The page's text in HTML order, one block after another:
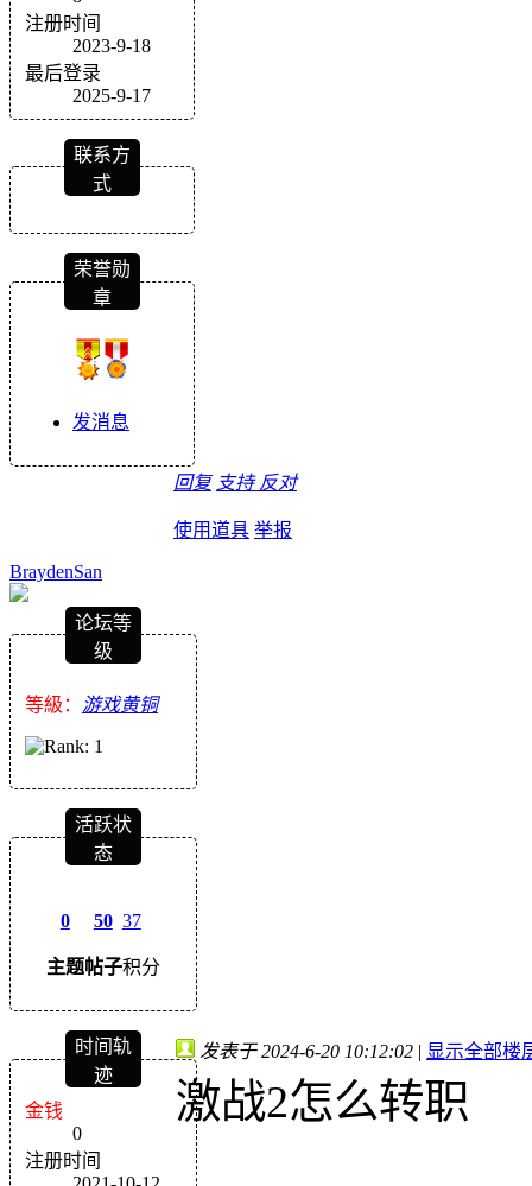
注册时间
2023-9-18
最后登录
2025-9-17
联系方
式
荣誉勋
章
发消息
回复 支持 反对
使用道具 举报
BraydenSan
论坛等
级
等級： 游戏黄铜
活跃状
态
0
主题
50
帖子
37
积分
时间轨
迹
金钱
0
注册时间
发表于 2024-6-20 10:12:02 | 显示全部楼
激战2怎么转职